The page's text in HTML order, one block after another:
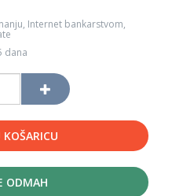
Internet bankarstvom,
dana
KOŠARICU
ODMAH